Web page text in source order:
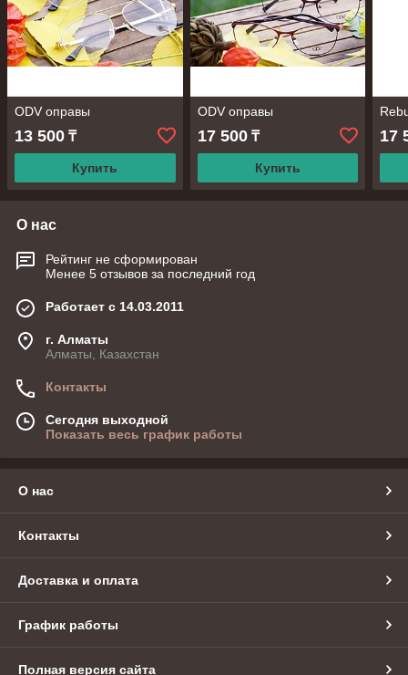
ODV оправы
13 500 ₸
Купить
ODV оправы
17 500₸
Купить
17
О нас
Рейтинг не сформирован
Менее 5 отзывов за последний год
Работает с 14.03.2011
г. Алматы
Алматы, Казахстан
Контакты
Сегодня выходной
Показать весь график работы
О нас
Контакты
Доставка и оплата
График работы
Полная версия сайта